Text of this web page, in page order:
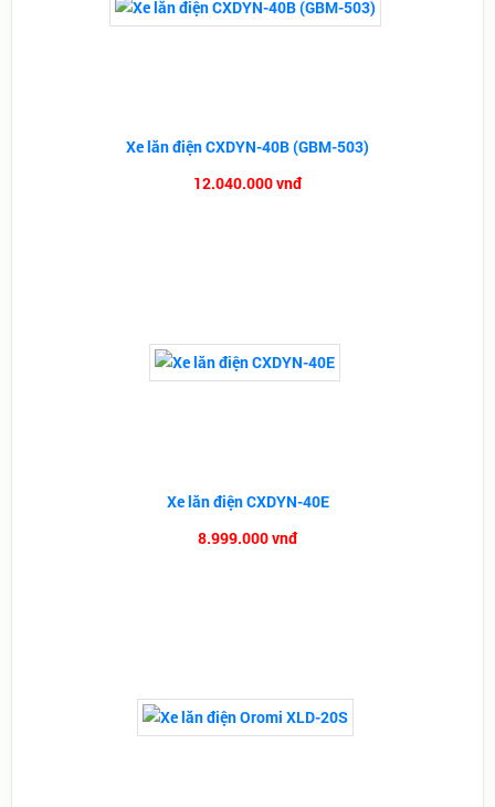
Xe lăn điện CXDYN-40B (GBM-503)
12.040.000 vnđ
Xe lăn điện CXDYN-40E
8.999.000 vnđ